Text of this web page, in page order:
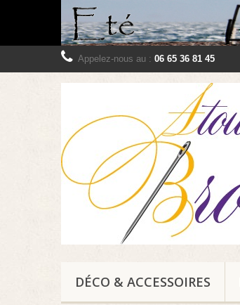
Appelez-nous au : 06 65 36 81 45
DÉCO & ACCESSOIRES